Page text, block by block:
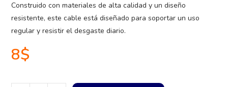
Construido con materiales de alta calidad y un diseño
resistente, este cable está diseñado para soportar un uso
regular y resistir el desgaste diario.
8$